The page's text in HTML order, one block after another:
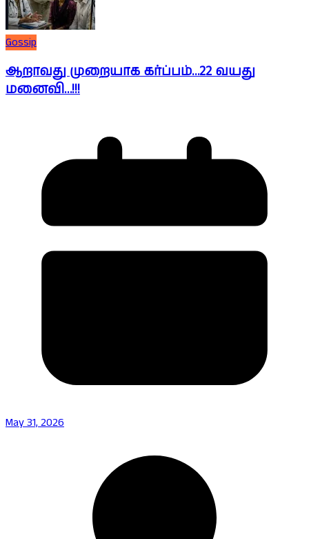
Gossip
ஆறாவது முறையாக கர்ப்பம்…22 வயது
மனைவி…!!!
May 31, 2026